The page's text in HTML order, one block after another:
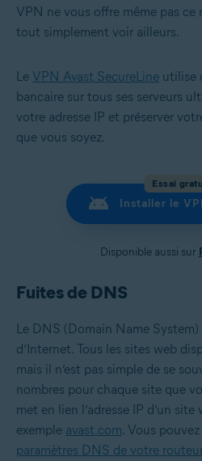
VPN ne vous offre même pas ce
tout simplement voir ailleurs.
Le VPN Avast SecureLine utilise
bancaire sur tous ses serveurs
votre adresse IP et préserver
que vous soyez.
Essai
Installer le
Disponible aussi sur
Fuites de DNS
Le DNS (Domain Name
d’Internet. Tous les sites web
mais il n’est pas simple de se
nombres pour chaque site que
met en lien l’adresse IP d’un
exemple avast.com. Vous
paramètres DNS de votre